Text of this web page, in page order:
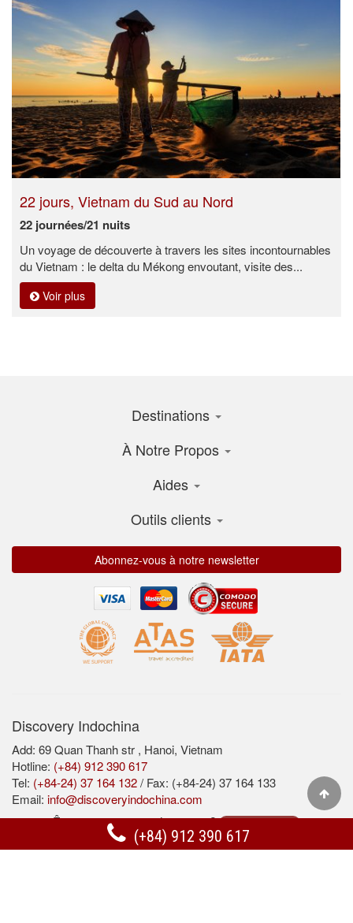
(+84) 912 390 617
22 jours, Vietnam du Sud au Nord
22 journées/21 nuits
Un voyage de découverte à travers les sites incontournables
du Vietnam : le delta du Mékong envoutant, visite des...
Voir plus
Destinations
À Notre Propos
Aides
Outils clients
Abonnez-vous à notre newsletter
Discovery Indochina
Add: 69 Quan Thanh str , Hanoi, Vietnam
Hotline: (+84) 912 390 617
Tel: (+84-24) 37 164 132/ Fax: (+84-24) 37 164 133
Email: info@discoveryindochina.com
Êtes-vous un agent de voyage? Contactez nous